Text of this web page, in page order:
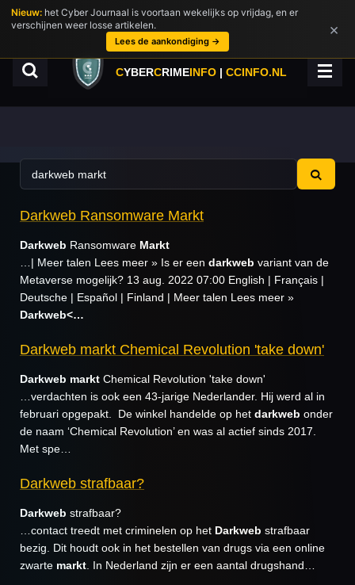
Ga
direct
hoofdinhoud
CYBERCRIMEINFO | CCINFO.NL
Darkweb Ransomware Markt
Darkweb Ransomware Markt
…| Meer talen Lees meer » Is er een darkweb variant van de
Metaverse mogelijk? 13 aug. 2022 07:00 English | Français |
Deutsche | Español | Finland | Meer talen Lees meer »
Darkweb<…
Darkweb markt Chemical Revolution 'take down'
Darkweb markt Chemical Revolution 'take down'
…verdachten is ook een 43-jarige Nederlander. Hij werd al in
februari opgepakt. De winkel handelde op het darkweb onder
de naam ‘Chemical Revolution’ en was al actief sinds 2017.
Met spe…
Darkweb strafbaar?
Darkweb strafbaar?
…contact treedt met criminelen op het Darkweb strafbaar
bezig. Dit houdt ook in het bestellen van drugs via een online
zwarte markt . In Nederland zijn er een aantal drugshand…
Nieuw: het Cyber Journaal is voortaan wekelijks op vrijdag, en er
verschijnen weer losse artikelen.
Lees de aankondiging →
×